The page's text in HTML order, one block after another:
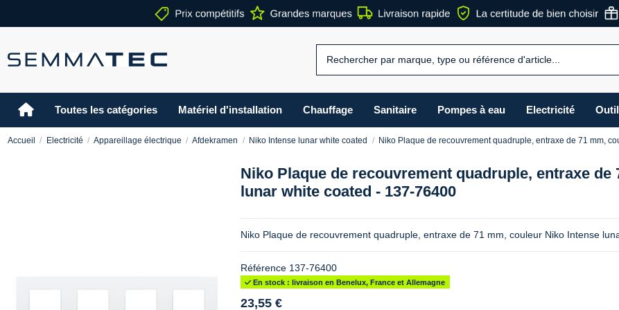
Toutes les catégories Matériel d'installation Chauffage Sanitaire Pompes à eau Electricité
Accueil Electricité Appareillage électrique Afdekramen Niko Intense lunar white coated Niko Plaque de recouvrement quadruple, entraxe de 71 mm,
Niko Plaque de recouvrement quadruple, entraxe
lunar white coated - 137-76400
Niko Plaque de recouvrement quadruple, entraxe de 71 mm, couleur Niko Intense
Référence 137-76400
En stock : livraison en Benelux, France et Allemagne
23,55 €